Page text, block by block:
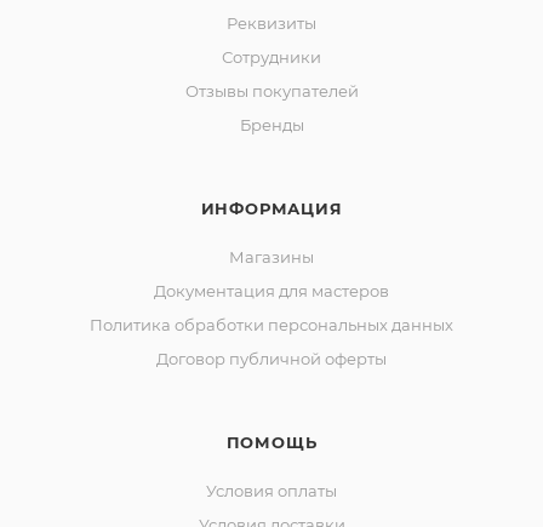
Реквизиты
Сотрудники
Отзывы покупателей
Бренды
ИНФОРМАЦИЯ
Магазины
Документация для мастеров
Политика обработки персональных данных
Договор публичной оферты
ПОМОЩЬ
Условия оплаты